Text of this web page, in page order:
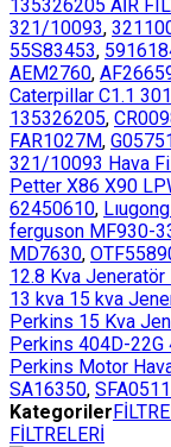
135326205 AİR
321/10093,
55S83453,
AEM2760,
Caterpillar C1.1
135326205,
FAR1027M,
321/10093 Hava
Petter X86 X90
62450610,
ferguson MF930-
MD7630,
12.8 Kva
13 kva 15 kva
Perkins 15 Kva
Perkins 404D-22G
Perkins Motor
SA16350,
Kategoriler
FİLTRELERİ